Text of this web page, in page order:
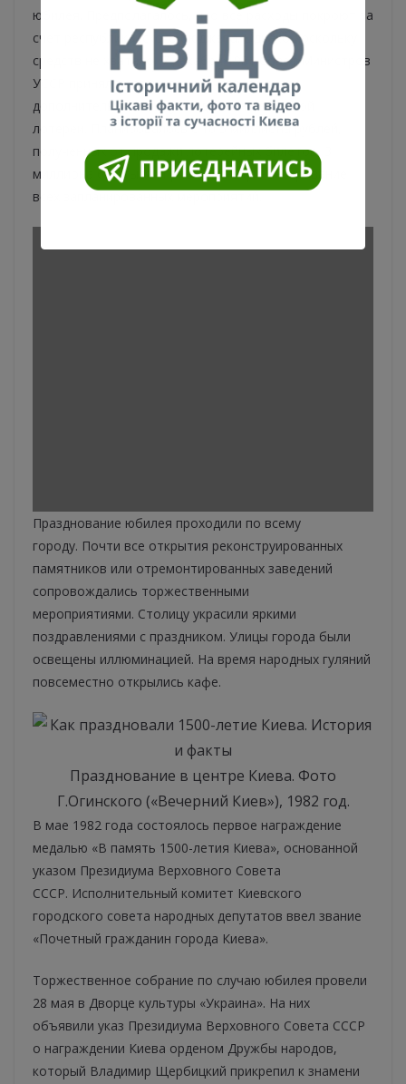
юбилея. Предполагалось, что все расходы покроют за
счет республиканского бюджета. Однако поскольку
средств не хватало, 7 декабря 1981 Совет Министров
УССР принял постановление о проведении
дополнительного выпуска денежно-вещевой
лотереи. Планировалось с 10,5 миллиона рублей,
полученных от продажи лотерейных билетов, 3
миллиона 675 тысяч привлечь на финансирование
всех запланированных мероприятий.
Празднование юбилея проходили по всему
городу. Почти все открытия реконструированных
памятников или отремонтированных заведений
сопровождались торжественными
мероприятиями. Столицу украсили яркими
поздравлениями с праздником. Улицы города были
освещены иллюминацией. На время народных гуляний
повсеместно открылись кафе.
Празднование в центре Киева. Фото
Г.Огинского («Вечерний Киев»), 1982 год.
В мае 1982 года состоялось первое награждение
медалью «В память 1500-летия Киева», основанной
указом Президиума Верховного Совета
СССР. Исполнительный комитет Киевского
городского совета народных депутатов ввел звание
«Почетный гражданин города Киева».
Торжественное собрание по случаю юбилея провели
28 мая в Дворце культуры «Украина». На них
объявили указ Президиума Верховного Совета СССР
о награждении Киева орденом Дружбы народов,
который Владимир Щербицкий прикрепил к знамени